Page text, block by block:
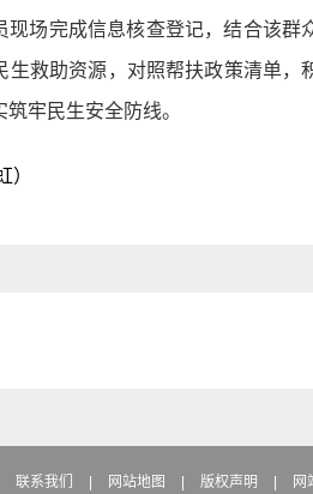
现场完成信息核查登记，结合该
生救助资源，对照帮扶政策清单
牢民生安全防线。
）
联系我们 | 网站地图 | 版权声明 | 网